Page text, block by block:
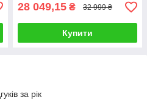
28 049,15 ₴ 32 999 ₴
Купити
за рік